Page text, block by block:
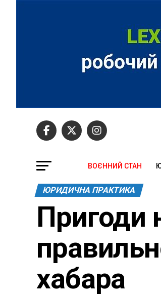
ВОЄННИЙ СТАН
ЮРИДИЧНА ПРАКТИКА
Пригоди
хабара